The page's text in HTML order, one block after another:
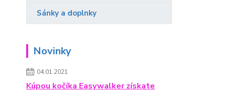
Sánky a doplnky
Novinky
04.01.2021
Kúpou kočíka Easywalker získate